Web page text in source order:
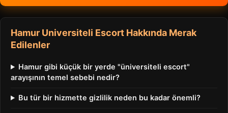
Hamur Universiteli Escort Hakkında Merak
Edilenler
Hamur gibi küçük bir yerde "üniversiteli escort"
arayışının temel sebebi nedir?
Bu tür bir hizmette gizlilik neden bu kadar önemli?